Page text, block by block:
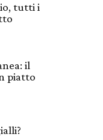
tutti i
il
piatto